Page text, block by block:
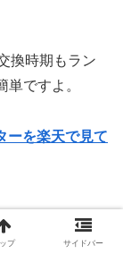
換時期もラン
ですよ。
ーを楽天で見て
プ サイドバー